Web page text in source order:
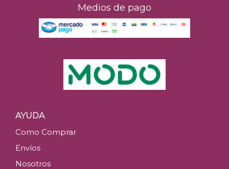
Medios de pago
AYUDA
Como Comprar
Envíos
Nosotros